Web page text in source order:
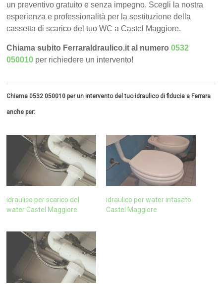
un preventivo gratuito e senza impegno. Scegli la nostra
esperienza e professionalità per la sostituzione della
cassetta di scarico del tuo WC a Castel Maggiore.
Chiama subito FerraraIdraulico.it al numero0532
050010 per richiedere un intervento!
Chiama 0532 050010 per un intervento del tuo idraulico di fiducia a Ferrara
anche per:
idraulico per scarico del
water Castel Maggiore
idraulico per water intasato
Castel Maggiore